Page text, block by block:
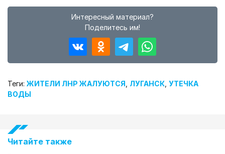
Интересный материал?
Поделитесь им!
Теги: ЖИТЕЛИ ЛНР ЖАЛУЮТСЯ ЛУГАНСК УТЕЧКА
ВОДЫ
Читайте также